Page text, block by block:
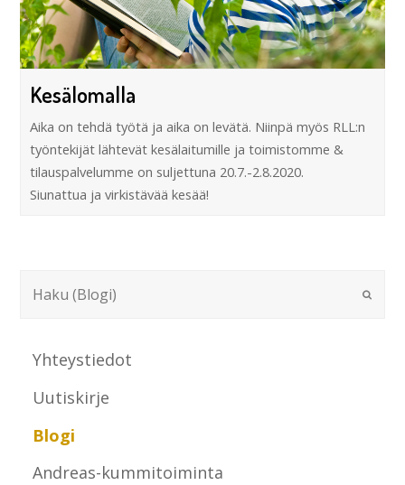
Kesälomalla
Aika on tehdä työtä ja aika on levätä. Niinpä myös RLL:n
työntekijät lähtevät kesälaitumille ja toimistomme &
tilauspalvelumme on suljettuna 20.7.-2.8.2020.
Siunattua ja virkistävää kesää!
Yhteystiedot
Uutiskirje
Blogi
Andreas-kummitoiminta